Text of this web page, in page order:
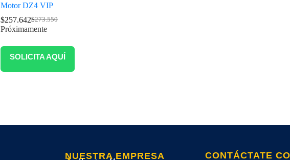
Motor DZ4 VIP
$273.550
$257.642
Próximamente
SOLICITA AQUÍ
NUESTRA EMPRESA CONTÁCTATE